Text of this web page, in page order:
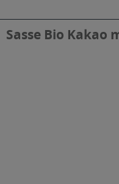
Sasse Bio Kakao